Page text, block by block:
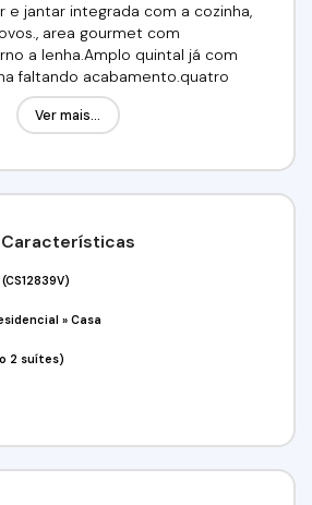
e jantar integrada com a cozinha,
area gourmet com
a lenha.Amplo quintal já com
faltando acabamento.quatro
na garagem.Varanda com
oportunidade!Localizada na
24 horas e ronda. Valor: R$
financiamento!! Agende já a sua
Negócios.
Ver mais...
Características
(CS12839V)
»Casa
2 suítes)